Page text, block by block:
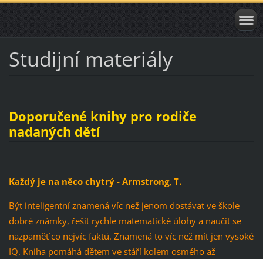
Studijní materiály
Doporučené knihy pro rodiče
nadaných dětí
Každý je na něco chytrý - Armstrong, T.
Být inteligentní znamená víc než jenom dostávat ve škole
dobré známky, řešit rychle matematické úlohy a naučit se
nazpaměť co nejvíc faktů. Znamená to víc než mít jen vysoké
IQ. Kniha pomáhá dětem ve stáří kolem osmého až